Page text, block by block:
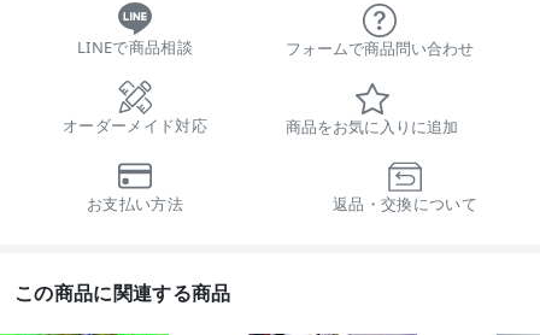
LINEで商品相談 フォームで商品問い合わせ
オーダーメイド対応 商品をお気に入りに追加
お支払い方法 返品・交換について
この商品に関連する商品